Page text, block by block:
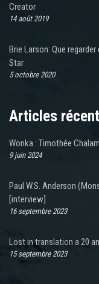
Creator
14 août 2019
Brie Larson: Que
Star
5 octobre 2020
Articles
Wonka : Timothée
9 juin 2024
Paul W.S. Anderson
[interview]
16 septembre 2023
Lost in translation a 20
15 septembre 2023